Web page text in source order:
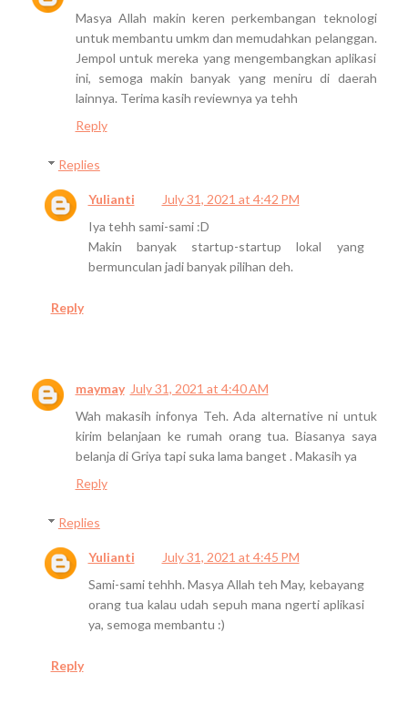
Masya Allah makin keren perkembangan teknologi
untuk membantu umkm dan memudahkan pelanggan.
Jempol untuk mereka yang mengembangkan aplikasi
ini, semoga makin banyak yang meniru di daerah
lainnya. Terima kasih reviewnya ya tehh
Reply
Replies
Yulianti
July 31, 2021 at 4:42 PM
Iya tehh sami-sami :D
Makin banyak startup-startup lokal yang
bermunculan jadi banyak pilihan deh.
Reply
maymay July 31, 2021 at 4:40 AM
Wah makasih infonya Teh. Ada alternative ni untuk
kirim belanjaan ke rumah orang tua. Biasanya saya
belanja di Griya tapi suka lama banget . Makasih ya
Reply
Replies
Yulianti
July 31, 2021 at 4:45 PM
Sami-sami tehhh. Masya Allah teh May, kebayang
orang tua kalau udah sepuh mana ngerti aplikasi
ya, semoga membantu :)
Reply